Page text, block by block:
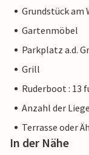
Grundstück am
Gartenmöbel
Parkplatz a.d.
Grill
Ruderboot : 13
Anzahl der
Terrasse oder
In der Nähe